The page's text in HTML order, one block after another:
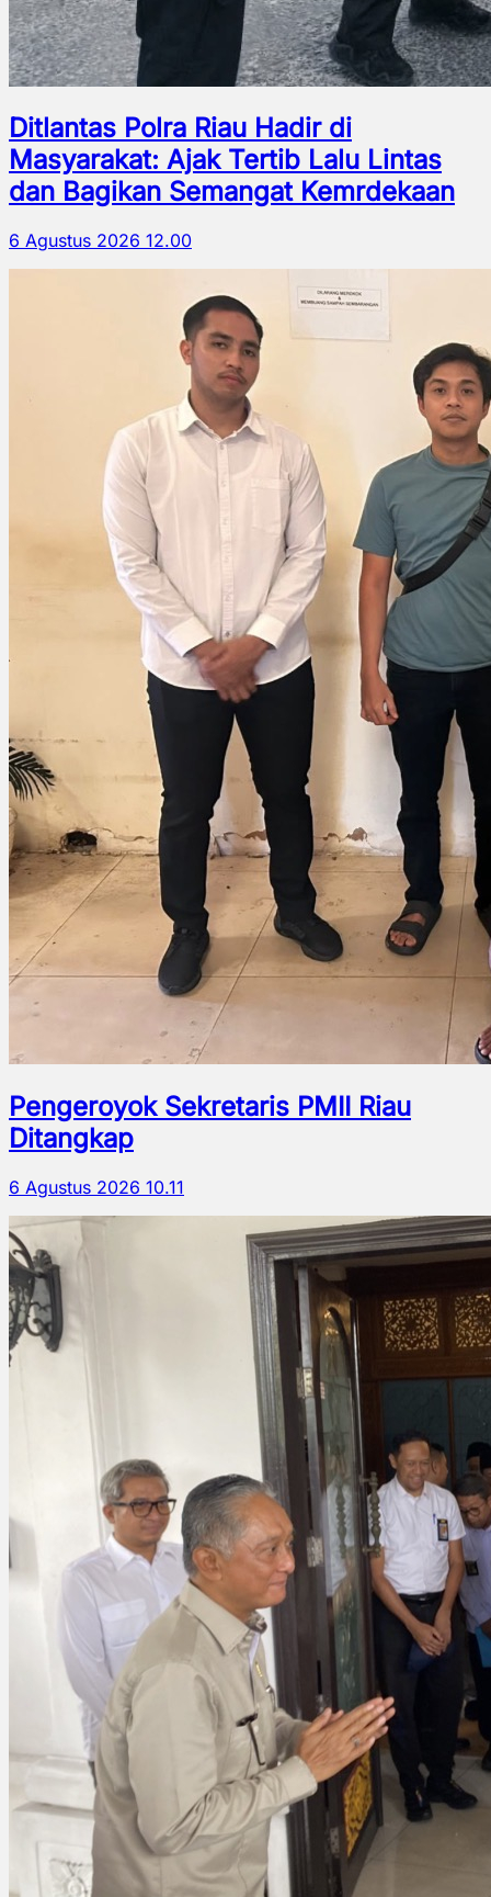
Ditlantas Polra Riau Hadir di
Masyarakat: Ajak Tertib Lalu Lintas
dan Bagikan Semangat Kemrdekaan
6 Agustus 2026 12.00
Pengeroyok Sekretaris PMII Riau
Ditangkap
6 Agustus 2026 10.11